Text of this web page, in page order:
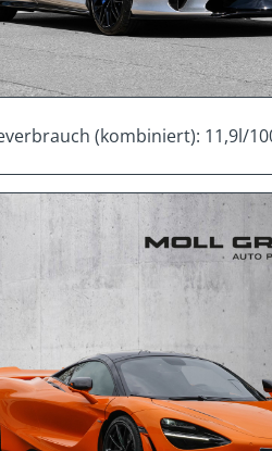
(kombiniert): 11,9l/